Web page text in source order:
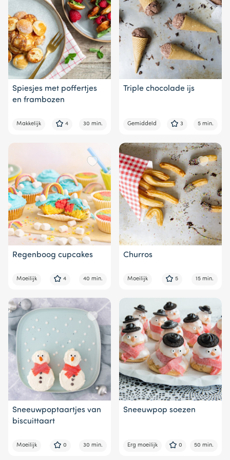
Spiesjes met poffertjes
en frambozen
Makkelijk 4 30 min.
Triple chocolade ijs
Gemiddeld 3 5 min.
Regenboog cupcakes
Moeilijk 4 40 min.
Churros
Moeilijk 5 15 min.
Sneeuwpoptaartjes van
biscuittaart
Moeilijk 0 30 min.
Sneeuwpop soezen
Erg moeilijk 0 50 min.